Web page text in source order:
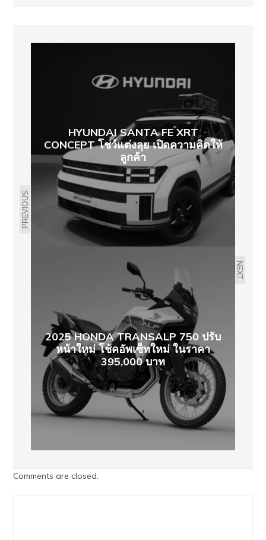
PREVIOUS
HYUNDAI SANTA FE XRT
CONCEPT โชว์แต่งลุย เปิดความคิดให้
ลูกค้า
NEXT
2025 HONDA TRANSALP 750 ปรับ
หน้าใหม่ โช้คอัพเซ็ทใหม่ ในราคา
395,000 บาท
Comments are closed.